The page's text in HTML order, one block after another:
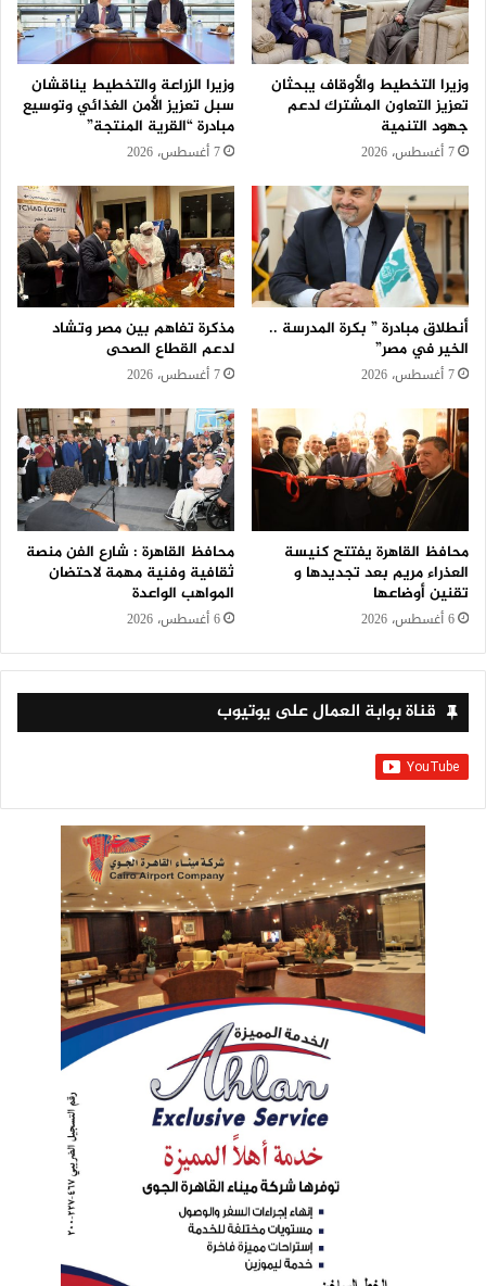
وزيرا التخطيط والأوقاف يبحثان
تعزيز التعاون المشترك لدعم
جهود التنمية
7 أغسطس، 2026
وزيرا الزراعة والتخطيط يناقشان
سبل تعزيز الأمن الغذائي وتوسيع
مبادرة “القرية المنتجة”
7 أغسطس، 2026
أنطلاق مبادرة ” بكرة المدرسة ..
الخير في مصر”
7 أغسطس، 2026
مذكرة تفاهم بين مصر وتشاد
لدعم القطاع الصحى
7 أغسطس، 2026
محافظ القاهرة يفتتح كنيسة
العذراء مريم بعد تجديدها و
تقنين أوضاعها
6 أغسطس، 2026
محافظ القاهرة : شارع الفن منصة
ثقافية وفنية مهمة لاحتضان
المواهب الواعدة
6 أغسطس، 2026
قناة بوابة العمال على يوتيوب